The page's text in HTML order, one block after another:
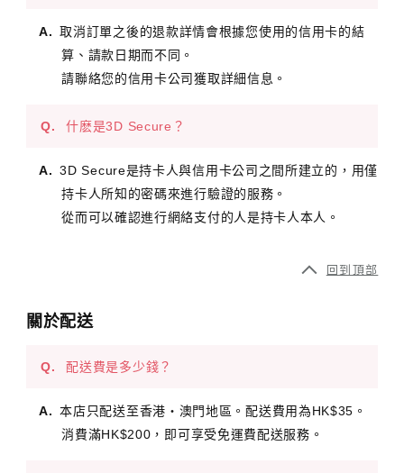
取消訂單之後的退款詳情會根據您使用的信用卡的結
算、請款日期而不同。
請聯絡您的信用卡公司獲取詳細信息。
什麽是3D Secure？
3D Secure是持卡人與信用卡公司之間所建立的，用僅
持卡人所知的密碼來進行驗證的服務。
從而可以確認進行網絡支付的人是持卡人本人。
回到頂部
關於配送
配送費是多少錢？
本店只配送至香港・澳門地區。配送費用為HK$35。
消費滿HK$200，即可享受免運費配送服務。